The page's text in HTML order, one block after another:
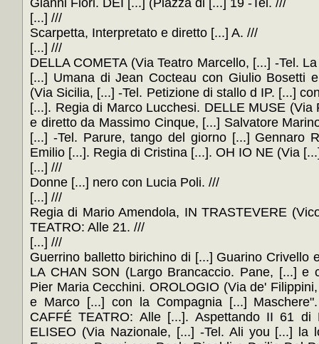
Gianni Fiori. DEI [...] (Piazza di [...] 19 -Tel. ///
[...] ///
Scarpetta, Interpretato e diretto [...] A. ///
[...] ///
DELLA COMETA (Via Teatro Marcello, [...] -Tel.
[...] Umana di Jean Cocteau con Giulio Bosetti
(Via Sicilia, [...] -Tel. Petizione di stallo d IP. [...]
[...]. Regia di Marco Lucchesi. DELLE MUSE (Via
e diretto da Massimo Cinque, [...] Salvatore
[...] -Tel. Parure, tango del giorno [...] Gennaro
Emilio [...]. Regia di Cristina [...]. OH IO NE (Via
[...] ///
Donne [...] nero con Lucia Poli. ///
[...] ///
Regia di Mario Amendola, IN TRASTEVERE
TEATRO: Alle 21. ///
[...] ///
Guerrino balletto birichino di [...] Guarino Crivello
LA CHAN SON (Largo Brancaccio. Pane, [...] e
Pier Maria Cecchini. OROLOGIO (Via de'
e Marco [...] con la Compagnia [...]
CAFFÉ TEATRO: Alle [...]. Aspettando II 61 di
ELISEO (Via Nazionale, [...] -Tel. Ali you [...] la